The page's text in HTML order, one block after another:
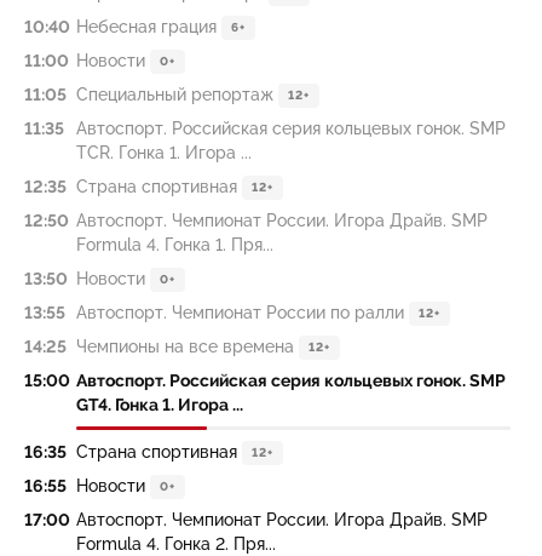
10:40 Небесная грация 6+
11:00 Новости 0+
11:05 Специальный репортаж 12+
11:35
Автоспорт. Российская серия кольцевых гонок. SMP
TCR. Гонка 1. Игора ...
12:35 Страна спортивная 12+
12:50 Автоспорт. Чемпионат России. Игора Драйв. SMP
Formula 4. Гонка 1. Пря...
13:50
Новости 0+
13:55 Автоспорт. Чемпионат России по ралли 12+
14:25 Чемпионы на все времена 12+
15:00 Автоспорт. Российская серия кольцевых гонок. SMP
GT4. Гонка 1. Игора ...
16:35 Страна спортивная 12+
16:55 Новости 0+
17:00 Автоспорт. Чемпионат России. Игора Драйв. SMP
Formula 4. Гонка 2. Пря...